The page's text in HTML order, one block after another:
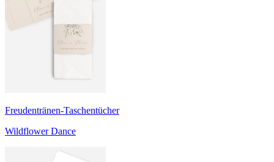
Freudentränen-Taschentücher
Wildflower Dance